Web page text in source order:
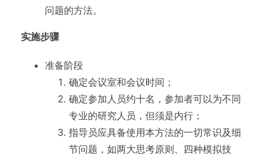
问题的方法。
实施步骤
准备阶段
确定会议室和会议时间；
确定参加人员约十名，参加者可以为不同
专业的研究人员，但须是内行；
指导员应具备使用本方法的一切常识及细
节问题，如两大思考原则、四种模拟技